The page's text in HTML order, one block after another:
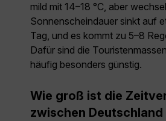
mild mit 14–18 °C, aber
Sonnenscheindauer sinkt auf
Tag, und es kommt zu 5–8
Dafür sind die
häufig besonders günstig.
Wie groß ist die
zwischen